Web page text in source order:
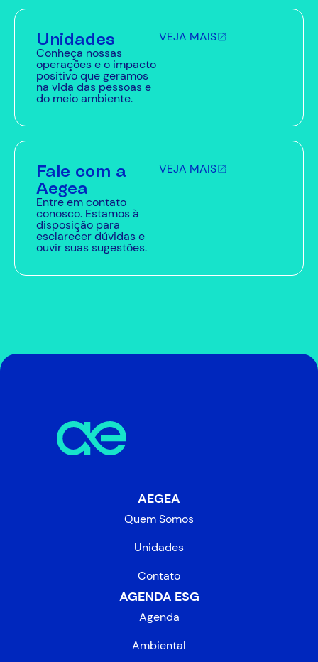
Unidades
Conheça nossas
operações e o impacto
positivo que geramos
na vida das pessoas e
do meio ambiente.
VEJA MAIS
Fale com a
Aegea
Entre em contato
conosco. Estamos à
disposição para
esclarecer dúvidas e
ouvir suas sugestões.
VEJA MAIS
AEGEA
Quem Somos
Unidades
Contato
AGENDA ESG
Agenda
Ambiental